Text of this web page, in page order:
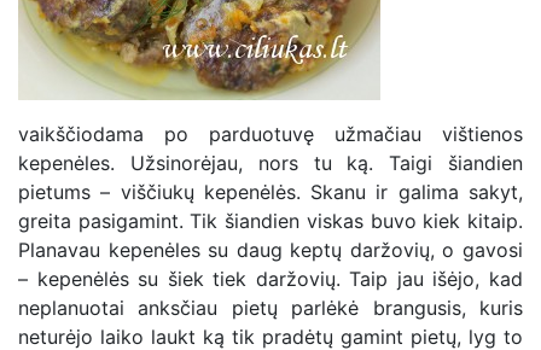
vaikščiodama po parduotuvę užmačiau vištienos
kepenėles. Užsinorėjau, nors tu ką. Taigi šiandien
pietums – viščiukų kepenėlės. Skanu ir galima sakyt,
greita pasigamint. Tik šiandien viskas buvo kiek kitaip.
Planavau kepenėles su daug keptų daržovių, o gavosi
– kepenėlės su šiek tiek daržovių. Taip jau išėjo, kad
neplanuotai anksčiau pietų parlėkė brangusis, kuris
neturėjo laiko laukt ką tik pradėtų gamint pietų, lyg to